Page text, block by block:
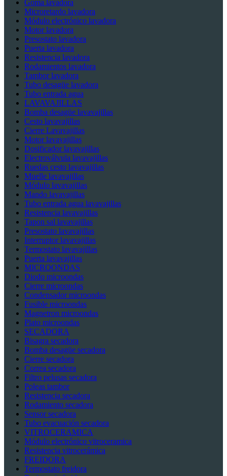
Goma lavadora
Microretardo lavadora
Módulo electrónico lavadora
Motor lavadora
Presostato lavadora
Puerta lavadora
Resistencia lavadora
Rodamientos lavadora
Tambor lavadora
Tubo desagüe lavadora
Tubo entrada agua
LAVAVAJILLAS
Bomba desagüe lavavajillas
Cesto lavavajillas
Cierre Lavavajillas
Motor lavavajillas
Dosificador lavavajillas
Electroválvula lavavajillas
Ruedas cesto lavavajillas
Muelle lavavajillas
Módulo lavavajillas
Mando lavavajillas
Tubo entrada agua lavavajillas
Resistencia lavavajillas
Tapon sal lavavajillas
Presostato lavavajillas
Interruptor lavavajillas
Termostato lavavajillas
Puerta lavavajillas
MICROONDAS
Diodo microondas
Cierre microondas
Condensador microondas
Fusible microondas
Magnetron microondas
Plato microondas
SECADORA
Bisagra secadora
Bomba desagüe secadora
Cierre secadora
Correa secadora
Filtro pelusas secadora
Poleas tambor
Resistencia secadora
Rodamiento secadora
Sensor secadora
Tubo evacuación secadora
VITROCERAMICA
Módulo electrónico vitroceramica
Resistencia vitrocerámica
FREIDORA
Termostato freidora